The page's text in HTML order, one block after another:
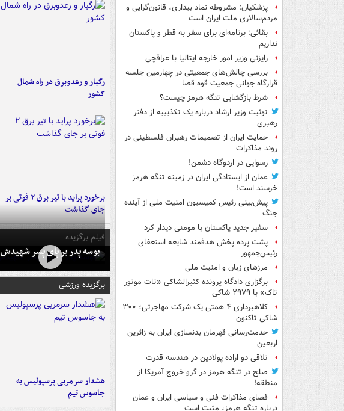
پزشکیان: مشروطه نماد بیداری، قانون‌گرایی و
مردم‌سالاری ملت ایران است
بقائی: برنامه‌ای برای سفر به قطر و پاکستان
نداریم
رایزنی وزیر امور خارجه ایتالیا با عراقچی
بررسی چالش‌های جمعیتی در چهارمین جلسه
قرارگاه جوانی جمعیت قوه قضا
شرط بازگشایی تنگه هرمز چیست؟
توئیت وزیر ارشاد درباره یک تکذیبیه از دفتر
رهبری
حمایت ایران از تصمیمات رهبران فلسطینی در
روند مذاکرات
رسوایی در اردوگاه دشمن!
عمان از ایستادگی ایران در زمینه تنگه هرمز
خرسند است!
پیش‌بینی رئیس کمیسیون امنیت ملی از آینده
جنگ
سفیر جدید پاکستان با مومنی دیدار کرد
پشت پرده پخش هدفمند شایعه استعفای
رئیس‌جمهور
مرزهای زبان و امنیت ملی
برگزاری دادگاه پرونده کثیرالشاکی «تات موتور
تاک» با ۲۹۷۹ شاکی
کلاهبرداری ۴ همتی یک شرکت مهاجرتی؛ ۳۰۰
شاکی تاکنون
خدمت‌رسانی قهرمان بدنسازی ایران به زائرین
اربعین
تلاقی دو اراده پولادین در هندسه قدرت
صلح در تنگه هرمز در گرو خروج آمریکا از
منطقه!
فضای مذاکرات فنی و سیاسی ایران و عمان
درباره تنگه هرمز، مثبت است
رگبار و رعدوبرق در راه شمال
کشور
برخورد پراید با تیر برق ۲ فوتی بر
جای گذاشت
فیلم برگزیده
بوسه‌ پدر بر پای پسر شهیدش
برگزیده ورزشی
هشدار سرمربی پرسپولیس به
جاسوس تیم